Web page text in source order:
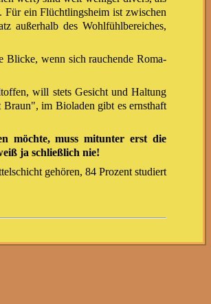
Für ein Flüchtlingsheim ist zwischen
außerhalb des Wohlfühlbereiches,
Blicke, wenn sich rauchende Roma-
will stets Gesicht und Haltung
im Bioladen gibt es ernsthaft
möchte, muss mitunter erst die
ja schließlich nie!
gehören, 84 Prozent studiert